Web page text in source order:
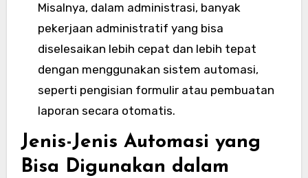
Misalnya, dalam administrasi, banyak
pekerjaan administratif yang bisa
diselesaikan lebih cepat dan lebih tepat
dengan menggunakan sistem automasi,
seperti pengisian formulir atau pembuatan
laporan secara otomatis.
Jenis-Jenis Automasi yang
Bisa Digunakan dalam